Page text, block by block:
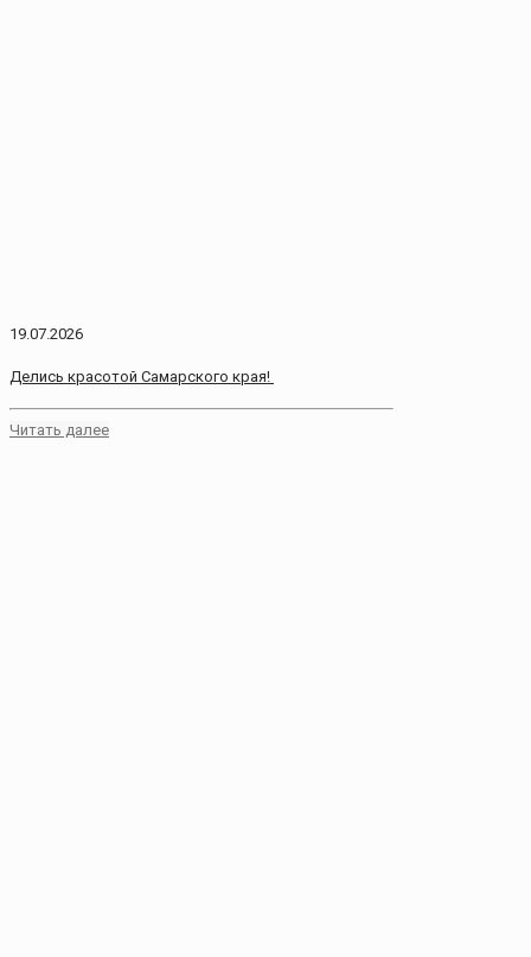
19.07.2026
Делись красотой Самарского края!
Читать далее